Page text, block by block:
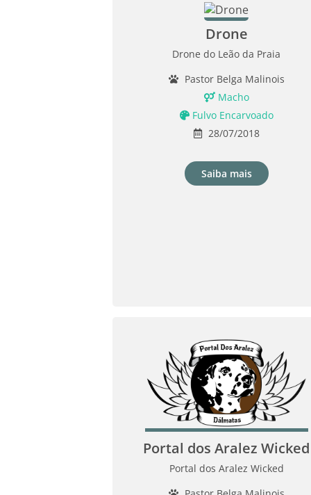
Drone
Drone do Leão da Praia
Pastor Belga Malinois
Macho
Fulvo Encarvoado
28/07/2018
Saiba mais
Portal dos Aralez Wicked
Portal dos Aralez Wicked